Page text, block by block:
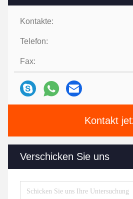
Kontakte:
Telefon:
Fax:
Kontakt
Verschicken Sie uns